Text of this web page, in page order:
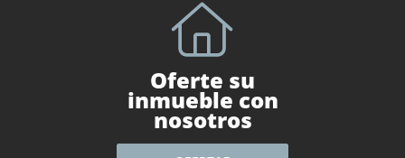
Oferte su
inmueble con
nosotros